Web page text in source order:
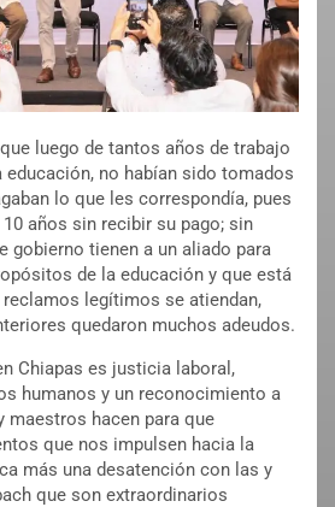
luego de tantos años de trabajo
no habían sido tomados
lo que les correspondía, pues
años sin recibir su pago; sin
gobierno tienen a un aliado para
de la educación y que está
legítimos se atiendan,
quedaron muchos adeudos.
Chiapas es justicia laboral,
humanos y un reconocimiento a
maestros hacen para que
que nos impulsen hacia la
más una desatención con las y
que son extraordinarios